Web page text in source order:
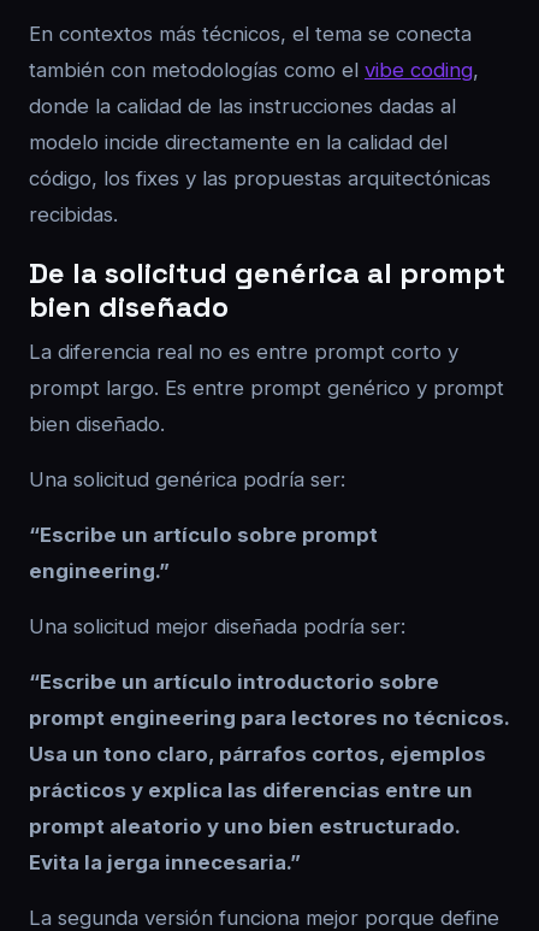
En contextos más técnicos, el tema se conecta
también con metodologías como el vibe coding,
donde la calidad de las instrucciones dadas al
modelo incide directamente en la calidad del
código, los fixes y las propuestas arquitectónicas
recibidas.
De la solicitud genérica al prompt
bien diseñado
La diferencia real no es entre prompt corto y
prompt largo. Es entre prompt genérico y prompt
bien diseñado.
Una solicitud genérica podría ser:
“Escribe un artículo sobre prompt
engineering.”
Una solicitud mejor diseñada podría ser:
“Escribe un artículo introductorio sobre
prompt engineering para lectores no técnicos.
Usa un tono claro, párrafos cortos, ejemplos
prácticos y explica las diferencias entre un
prompt aleatorio y uno bien estructurado.
Evita la jerga innecesaria.”
La segunda versión funciona mejor porque define